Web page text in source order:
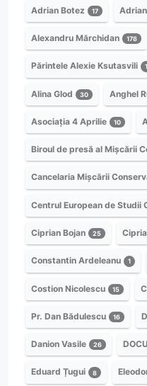
Adrian Botez 17
Alexandru Mărchidan 178
Părintele Alexie Ksutasvili 1
Alina Glod 30 Anghel
Asociația 4 Aprilie 10
Biroul de presă al Mișcării
Cancelaria Mișcării
Centrul European de Studii
Ciprian Bojan 25
Constantin Ardeleanu 1
Costion Nicolescu 15
Pr. Dan Bădulescu 16
Danion Vasile 26
Eduard Țugui 8